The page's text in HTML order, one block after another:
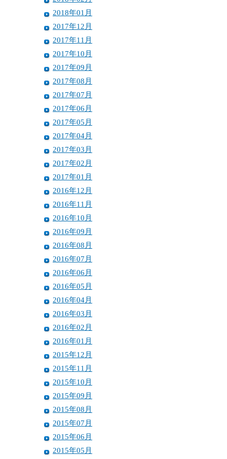
2018年01月
2017年12月
2017年11月
2017年10月
2017年09月
2017年08月
2017年07月
2017年06月
2017年05月
2017年04月
2017年03月
2017年02月
2017年01月
2016年12月
2016年11月
2016年10月
2016年09月
2016年08月
2016年07月
2016年06月
2016年05月
2016年04月
2016年03月
2016年02月
2016年01月
2015年12月
2015年11月
2015年10月
2015年09月
2015年08月
2015年07月
2015年06月
2015年05月